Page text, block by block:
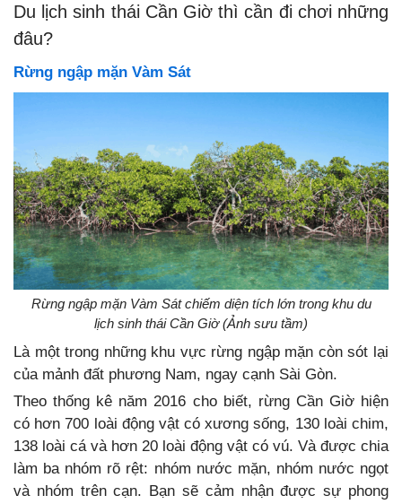
Du lịch sinh thái Cần Giờ thì cần đi chơi những
đâu?
Rừng ngập mặn Vàm Sát
Rừng ngập mặn Vàm Sát chiếm diện tích lớn trong khu du
lịch sinh thái Cần Giờ (Ảnh sưu tầm)
Là một trong những khu vực rừng ngập mặn còn sót lại
của mảnh đất phương Nam, ngay cạnh Sài Gòn.
Theo thống kê năm 2016 cho biết, rừng Cần Giờ hiện
có hơn 700 loài động vật có xương sống, 130 loài chim,
138 loài cá và hơn 20 loài động vật có vú. Và được chia
làm ba nhóm rõ rệt: nhóm nước mặn, nhóm nước ngọt
và nhóm trên cạn. Bạn sẽ cảm nhận được sự phong